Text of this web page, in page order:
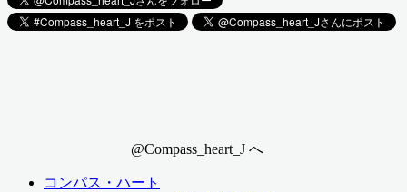
@Compass_heart_J へ
コンパス・ハート